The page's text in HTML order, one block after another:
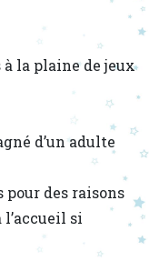
la plaine de jeux
d’un adulte
pour des raisons
l’accueil si